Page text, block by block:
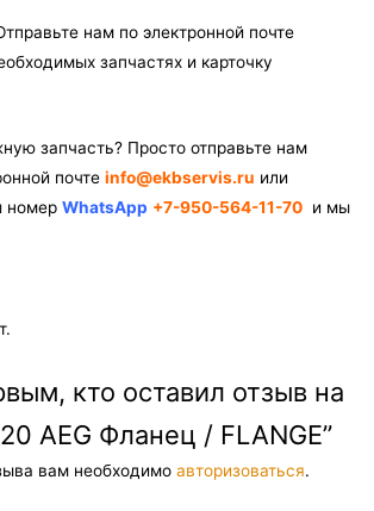
нам по электронной почте
запчастях и карточку
запчасть? Просто отправьте нам
почте info@ekbservis.ru или
номер WhatsApp +7-950-564-11-70 и мы
кто оставил отзыв на
AEG Фланец / FLANGE”
вам необходимо авторизоваться.